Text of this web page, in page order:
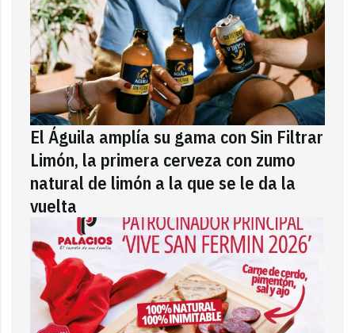
El Águila amplía su gama con Sin Filtrar
Limón, la primera cerveza con zumo
natural de limón a la que se le da la
vuelta